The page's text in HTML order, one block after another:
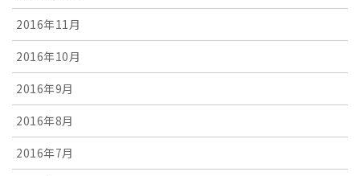
2016年11月
2016年10月
2016年9月
2016年8月
2016年7月